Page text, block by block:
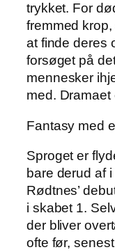
trykket. For
fremmed
at finde deres
forsøget på
mennesker
med. Dramaet
Fantasy med
Sproget er
bare derud af
Rødtnes’
i skabet 1.
der bliver
ofte før,